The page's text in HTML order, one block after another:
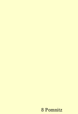
8 Pomnitz